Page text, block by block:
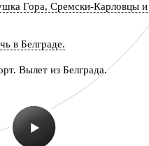
Гора, Сремски-Карловцы
в Белграде.
Вылет из Белграда.